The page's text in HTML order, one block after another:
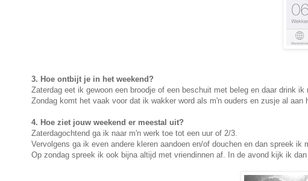
3. Hoe ontbijt je in het weekend?
Zaterdag eet ik gewoon een broodje of een beschuit met beleg en daar drink
Zondag komt het vaak voor dat ik wakker word als m'n ouders en zusje al
4. Hoe ziet jouw weekend er meestal uit?
Zaterdagochtend ga ik naar m'n werk toe tot een uur of 2/3.
Vervolgens ga ik even andere kleren aandoen en/of douchen en dan spreek ik
Op zondag spreek ik ook bijna altijd met vriendinnen af. In de avond kijk ik